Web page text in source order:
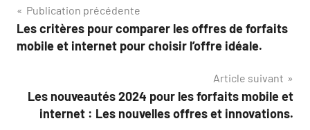
Navigation
de
Publication précédente
Les critères pour comparer les offres de forfaits
mobile et internet pour choisir l’offre idéale.
Article suivant
Les nouveautés 2024 pour les forfaits mobile et
internet : Les nouvelles offres et innovations.